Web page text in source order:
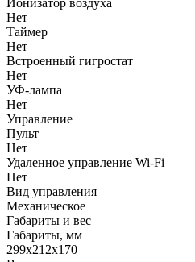
Нет
Таймер
Нет
Встроенный гигростат
Нет
УФ-лампа
Нет
Управление
Пульт
Нет
Удаленное управление Wi-Fi
Нет
Вид управления
Механическое
Габариты и вес
Габариты, мм
299х212х170